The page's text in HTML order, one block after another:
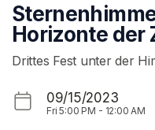
Horizonte der
Drittes Fest unter der
09/15/2023
Fri 5:00 PM - 12:00 AM